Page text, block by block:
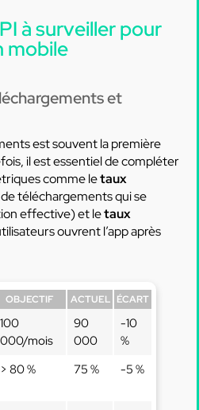
à surveiller pour
mobile
et
est souvent la première
il est essentiel de compléter
comme letaux
téléchargements qui se
effective) et letaux
ouvrent l’app après
OBJECTIF ACTUEL ÉCART
100
000/mois
90
000
-10
%
> 80 % 75 % -5 %